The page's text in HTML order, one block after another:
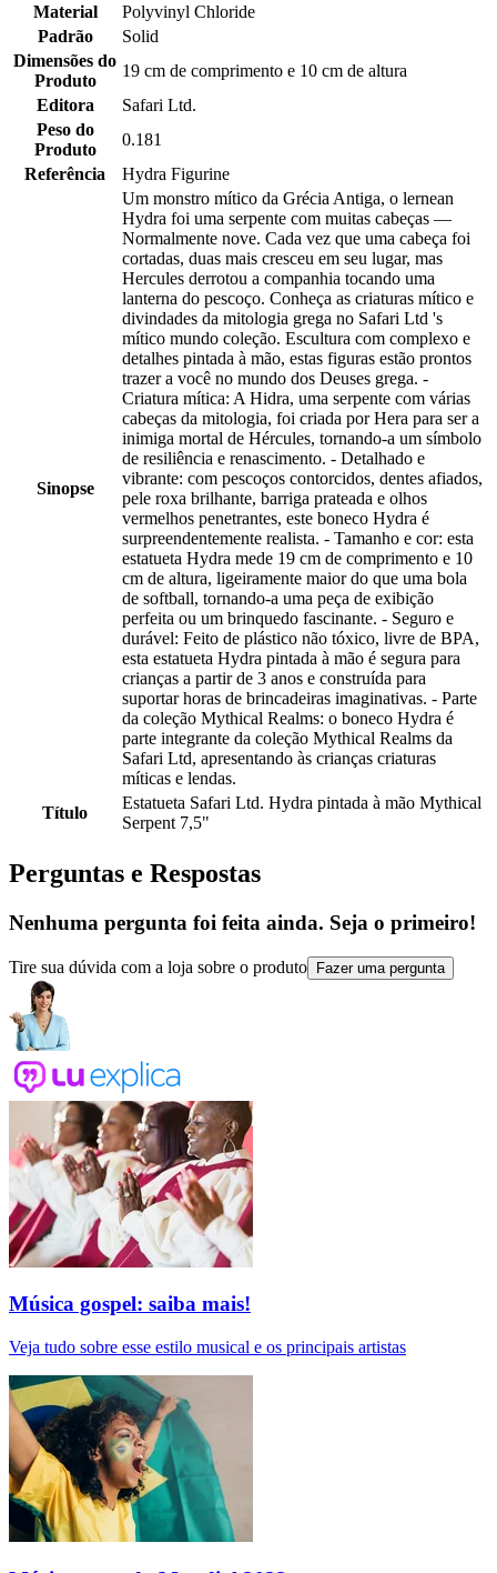
Material
Polyvinyl Chloride
Padrão
Solid
Dimensões do
Produto
19 cm de comprimento e 10 cm de altura
Editora
Safari Ltd.
Peso do
Produto
0.181
Referência
Hydra Figurine
Sinopse
Um monstro mítico da Grécia Antiga, o lernean
Hydra foi uma serpente com muitas cabeças —
Normalmente nove. Cada vez que uma cabeça foi
cortadas, duas mais cresceu em seu lugar, mas
Hercules derrotou a companhia tocando uma
lanterna do pescoço. Conheça as criaturas mítico e
divindades da mitologia grega no Safari Ltd 's
mítico mundo coleção. Escultura com complexo e
detalhes pintada à mão, estas figuras estão prontos
trazer a você no mundo dos Deuses grega. -
Criatura mítica: A Hidra, uma serpente com várias
cabeças da mitologia, foi criada por Hera para ser a
inimiga mortal de Hércules, tornando-a um símbolo
de resiliência e renascimento. - Detalhado e
vibrante: com pescoços contorcidos, dentes afiados,
pele roxa brilhante, barriga prateada e olhos
vermelhos penetrantes, este boneco Hydra é
surpreendentemente realista. - Tamanho e cor: esta
estatueta Hydra mede 19 cm de comprimento e 10
cm de altura, ligeiramente maior do que uma bola
de softball, tornando-a uma peça de exibição
perfeita ou um brinquedo fascinante. - Seguro e
durável: Feito de plástico não tóxico, livre de BPA,
esta estatueta Hydra pintada à mão é segura para
crianças a partir de 3 anos e construída para
suportar horas de brincadeiras imaginativas. - Parte
da coleção Mythical Realms: o boneco Hydra é
parte integrante da coleção Mythical Realms da
Safari Ltd, apresentando às crianças criaturas
míticas e lendas.
Título
Estatueta Safari Ltd. Hydra pintada à mão Mythical
Serpent 7,5"
Perguntas e Respostas
Nenhuma pergunta foi feita ainda. Seja o primeiro!
Tire sua dúvida com a loja sobre o produto Fazer uma pergunta
Música gospel: saiba mais!
Veja tudo sobre esse estilo musical e os principais artistas